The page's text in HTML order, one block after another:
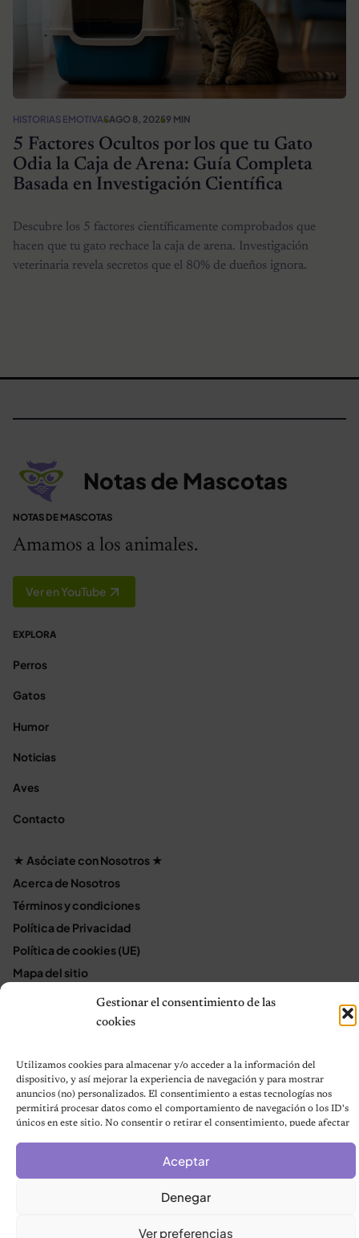
Gestionar el consentimiento de las
cookies
Utilizamos cookies para almacenar y/o acceder a la información del
dispositivo, y así mejorar la experiencia de navegación y para mostrar
anuncios (no) personalizados. El consentimiento a estas tecnologías nos
permitirá procesar datos como el comportamiento de navegación o los ID's
únicos en este sitio. No consentir o retirar el consentimiento, puede afectar
Aceptar
Denegar
Ver preferencias
HISTORIAS EMOTIVASAGO 8, 20259 MIN
5 Factores Ocultos por los que tu Gato
Odia la Caja de Arena: Guía Completa
Basada en Investigación Científica
Descubre los 5 factores científicamente comprobados que
hacen que tu gato rechace la caja de arena. Investigación
veterinaria revela secretos que el 80% de dueños ignora.
Notas de Mascotas
NOTAS DE MASCOTAS
Amamos a los animales.
Ver en YouTube
EXPLORA
Perros
Gatos
Humor
Noticias
Aves
Contacto
★ Asóciate con Nosotros ★
Acerca de Nosotros
Términos y condiciones
Política de Privacidad
Política de cookies (UE)
Mapa del sitio
Terms and Conditions
© 2026 Notas de Mascotas
Política de privacidad